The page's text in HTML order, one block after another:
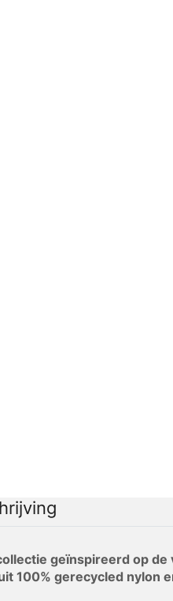
geïnspireerd op de
100% gerecycled nylon